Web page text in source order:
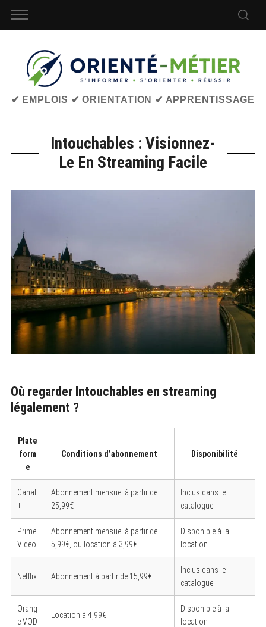
✔ EMPLOIS ✔ ORIENTATION ✔ APPRENTISSAGE
Intouchables : Visionnez-
Le En Streaming Facile
Où regarder Intouchables en streaming
légalement ?
Plate
form
e
Conditions d’abonnement Disponibilité
Canal
+
Abonnement mensuel à partir de
25,99€
Inclus dans le
catalogue
Prime
Video
Abonnement mensuel à partir de
5,99€, ou location à 3,99€
Disponible à la
location
Netflix Abonnement à partir de 15,99€
Inclus dans le
catalogue
Orang
e VOD
Location à 4,99€
Disponible à la
location